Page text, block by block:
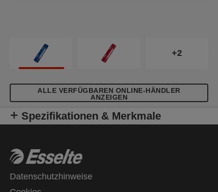
+2
ALLE VERFÜGBAREN ONLINE-HÄNDLER
ANZEIGEN
Spezifikationen & Merkmale
Datenschutzhinweise